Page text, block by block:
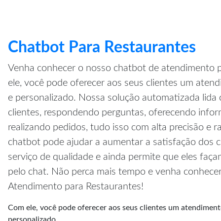
Chatbot Para Restaurantes
Venha conhecer o nosso chatbot de atendimento
ele, você pode oferecer aos seus clientes um
e personalizado. Nossa solução automatizada lida
clientes, respondendo perguntas, oferecendo
realizando pedidos, tudo isso com alta precisão e
chatbot pode ajudar a aumentar a satisfação dos
serviço de qualidade e ainda permite que eles
pelo chat. Não perca mais tempo e venha
Atendimento para Restaurantes!
Com ele, você pode oferecer aos seus clientes um